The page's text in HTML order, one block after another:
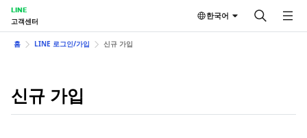
LINE
고객센터
한국어
홈 LINE 로그인/가입 신규 가입
신규 가입